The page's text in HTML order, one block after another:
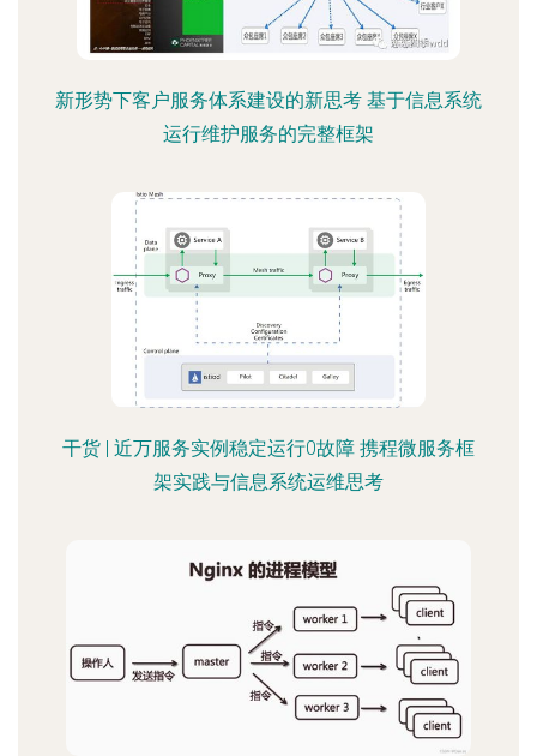
新形势下客户服务体系建设的新思考 基于信息系统
运行维护服务的完整框架
干货 | 近万服务实例稳定运行0故障 携程微服务框
架实践与信息系统运维思考